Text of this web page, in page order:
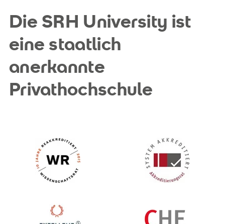
Die SRH University ist
eine staatlich
anerkannte
Privathochschule
Wissenschaftsrat
Systemakkreditiert
Exzellenz in der Lehre
CHE Ranking